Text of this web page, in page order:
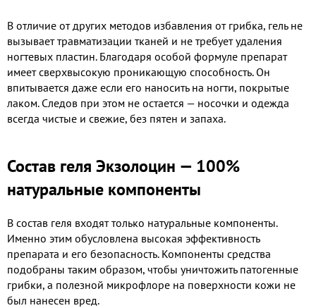
В отличие от других методов избавления от грибка, гель не
вызывает травматизации тканей и не требует удаления
ногтевых пластин. Благодаря особой формуле препарат
имеет сверхвысокую проникающую способность. Он
впитывается даже если его наносить на ногти, покрытые
лаком. Следов при этом не остается — носочки и одежда
всегда чистые и свежие, без пятен и запаха.
Состав геля Экзолоцин — 100%
натуральные компоненты
В состав геля входят только натуральные компоненты.
Именно этим обусловлена высокая эффективность
препарата и его безопасность. Компоненты средства
подобраны таким образом, чтобы уничтожить патогенные
грибки, а полезной микрофлоре на поверхности кожи не
был нанесен вред.